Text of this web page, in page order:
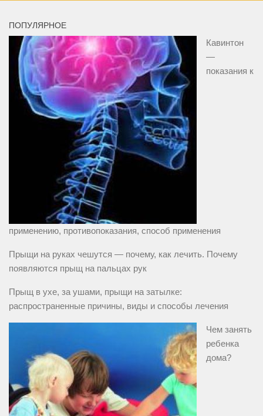
ПОПУЛЯРНОЕ
Кавинтон
—
показания к
применению, противопоказания, способ применения
Прыщи на руках чешутся — почему, как лечить. Почему
появляются прыщ на пальцах рук
Прыщ в ухе, за ушами, прыщи на затылке:
распространенные причины, виды и способы лечения
Чем занять
ребенка
дома?